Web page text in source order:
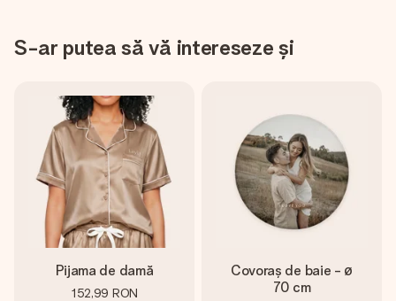
S-ar putea să vă intereseze și
Pijama de damă
152,99 RON
Covoraș de baie - ø
70 cm